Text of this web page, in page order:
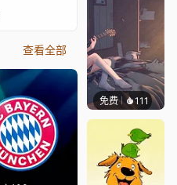
查看全部
免费 111